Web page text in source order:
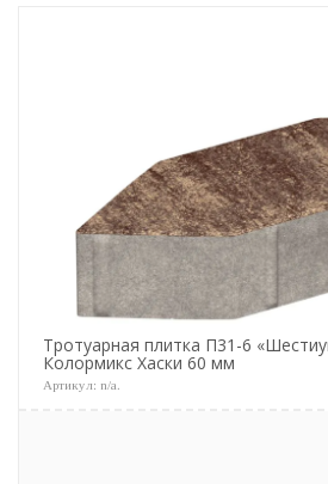
Тротуарная плитка П31-6
Колормикс Хаски 60 мм
Артикул: n/a